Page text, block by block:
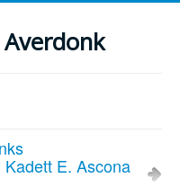
verslagenE. Ascona